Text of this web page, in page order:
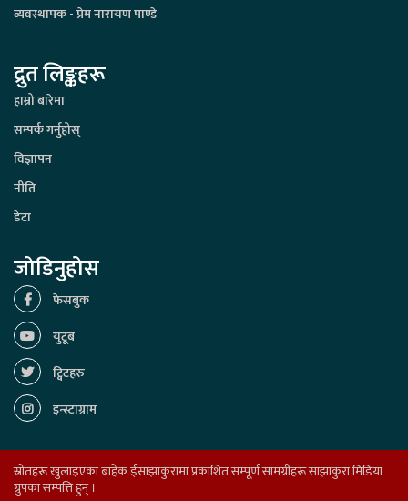
व्यवस्थापक - प्रेम नारायण पाण्डे
द्रुत लिङ्कहरू
हाम्रो बारेमा
सम्पर्क गर्नुहोस्
विज्ञापन
नीति
डेटा
जोडिनुहोस
फेसबुक
युटूब
ट्विटहरु
इन्स्टाग्राम
स्रोतहरू खुलाइएका बाहेक ईसाझाकुरामा प्रकाशित सम्पूर्ण सामग्रीहरू साझाकुरा मिडिया
ग्रुपका सम्पत्ति हुन् ।